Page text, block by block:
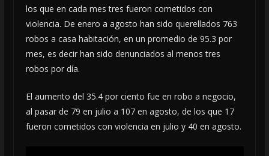
los que en cada mes tres fueron cometidos con
violencia. De enero a agosto han sido querellados 763
robos a casa habitación, en un promedio de 95.3 por
mes, es decir han sido denunciados al menos tres
robos por día.
El aumento del 35.4 por ciento fue en robo a negocio,
al pasar de 79 en julio a 107 en agosto, de los que 17
fueron cometidos con violencia en julio y 40 en agosto.